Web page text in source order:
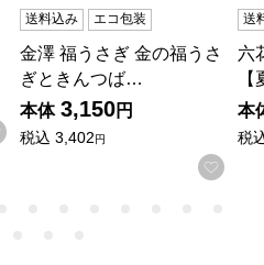
お気に入りに登録する
送料込み エコ包装
金澤 福うさぎ 金の福うさ
ぎときんつば…
本体 3,150円
税込 3,402円
お気
送
六
本
税